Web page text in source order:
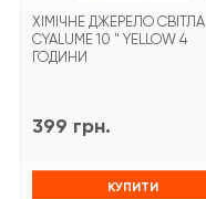
ХІМІЧНЕ ДЖЕРЕЛО СВІТЛА
CYALUME 10 " YELLOW 4
ГОДИНИ
399 грн.
КУПИТИ